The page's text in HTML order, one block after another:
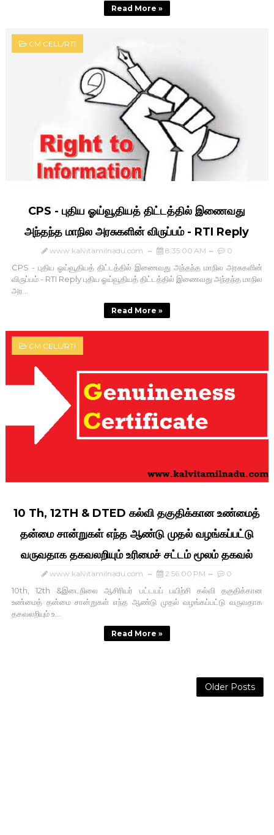
Read More »
CM CELL/RTI
CPS - புதிய ஓய்வூதியத் திட்டத்தில் இணைவது
அந்தந்த மாநில அரசுகளின் விருப்பம் - RTI Reply
www.kalvitamilnadu.com 8:35:00 AM 0
CPS - புதிய ஓய்வூதியத் திட்டத்தில் இணைவது அந்தந்த மாநில அரசுகளின்
விருப்பம் - RTI Reply புதிய ஓய்வூதியத் திட்டத்தில் இணைவது அந்தந்த மாநில
அர...
Read More »
CM CELL/RTI
10 Th, 12TH & DTED கல்வி தகுதிக்கான உண்மைத்
தன்மை சான்றுகள் எந்த ஆண்டு முதல் வழங்கப்பட்டு
வருவதாக தகவலறியும் உரிமைச் சட்டம் மூலம் தகவல்
www.kalvitamilnadu.com 2:56:00 PM 0
10th, 12th &இடைநிலை ஆசிரியர் பட்டயப் பயிற்சி கல்வி தகுதிக்கான
உண்மைத் தன்மை சான்றுகள் எந்த ஆண்டு முதல் வழங்கப்பட்டு வருவதாக
தகவலறியும் உ...
Read More »
Older Posts